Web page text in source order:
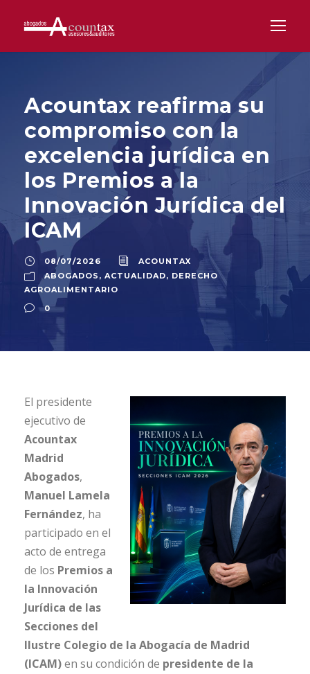
Acountax reafirma su
compromiso con la
excelencia jurídica en
los Premios a la
Innovación Jurídica del
ICAM
08/07/2026
ACOUNTAX
ABOGADOS , ACTUALIDAD, DERECHO
AGROALIMENTARIO
0
El presidente
ejecutivo de
Acountax
Madrid
Abogados,
Manuel Lamela
Fernández, ha
participado en el
acto de entrega
de los Premios a
la Innovación
Jurídica de las
Secciones del
Ilustre Colegio de la Abogacía de Madrid
(ICAM)en su condición de presidente de la